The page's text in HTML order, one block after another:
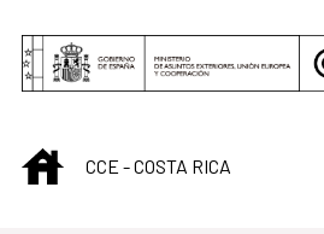
INICIO
CCE - COSTA RICA